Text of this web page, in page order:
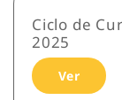
Ciclo de
2025
Ver